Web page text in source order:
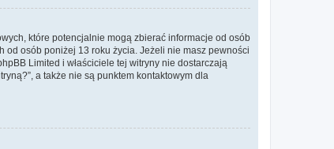
które potencjalnie mogą zbierać informacje od osób
osób poniżej 13 roku życia. Jeżeli nie masz pewności
Limited i właściciele tej witryny nie dostarczają
a także nie są punktem kontaktowym dla